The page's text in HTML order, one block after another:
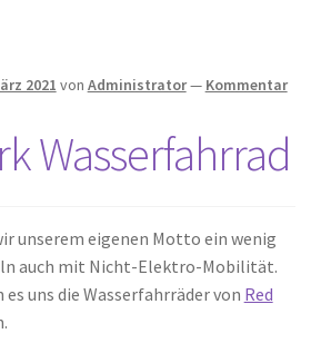
2021 von Administrator— Kommentar
Wasserfahrrad
unserem eigenen Motto ein wenig
auch mit Nicht-Elektro-Mobilität.
uns die Wasserfahrräder von Red